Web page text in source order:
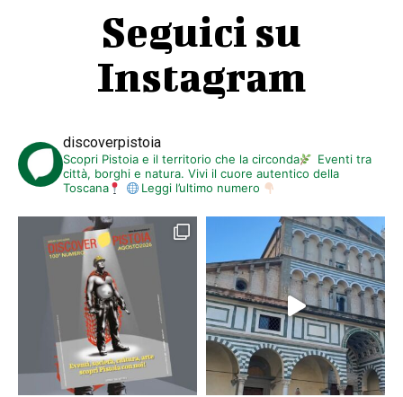
Seguici su
Instagram
discoverpistoia
Scopri Pistoia e il territorio che la circonda
Eventi tra
città, borghi e natura. Vivi il cuore autentico della
Toscana
Leggi l’ultimo numero